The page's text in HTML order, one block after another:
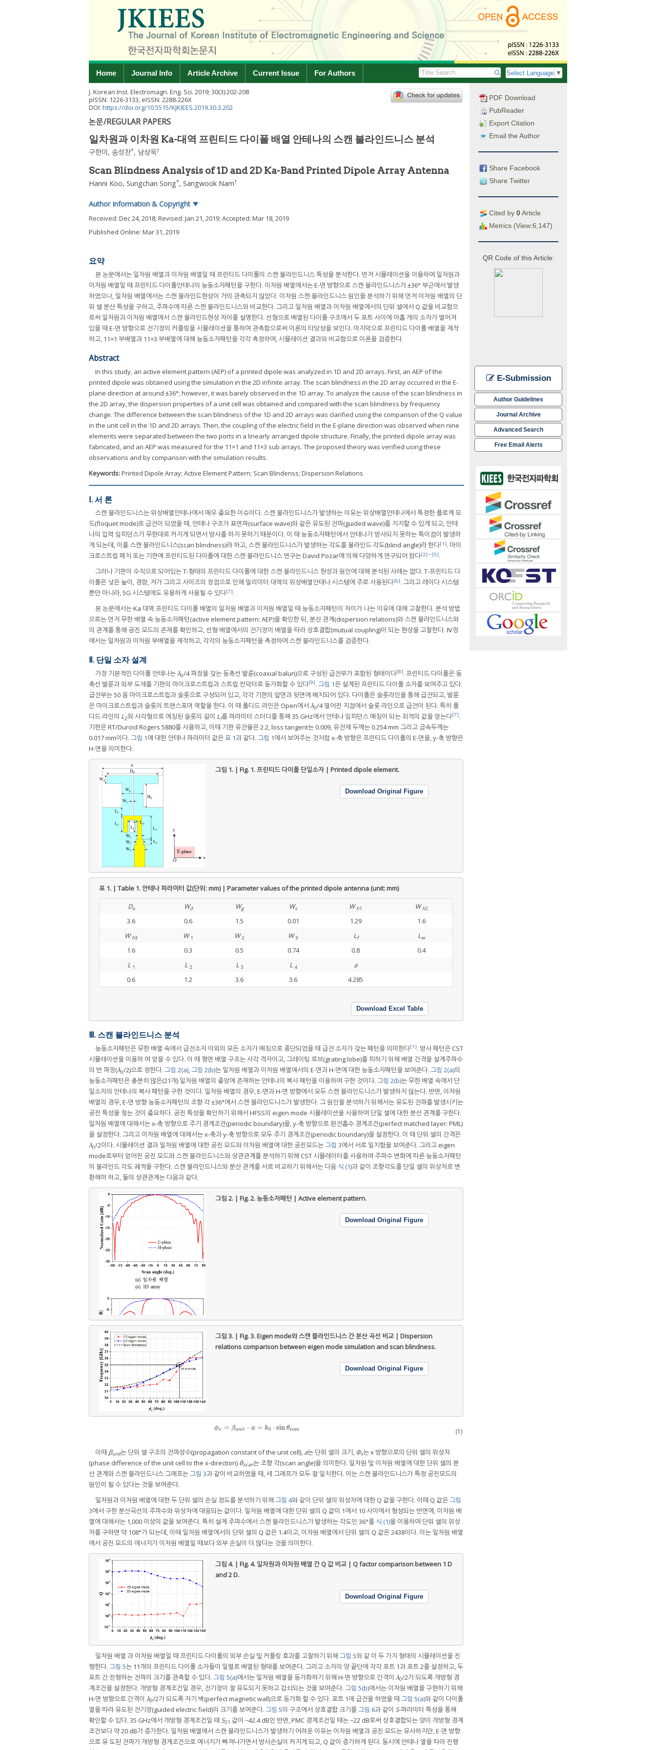
Home Journal Info Article Archive Current Issue For Authors Select Language ▼
PDF Download
PubReader
Export Citation
Email the Author
Share Facebook
Share Twitter
Cited by 0Article
Metrics (View:6,147)
QR Code of this Article:
E-Submission
Author Guidelines
Journal Archive
Advanced Search
Free Email Alerts
J. Korean Inst. Electromagn. Eng. Sci. 2019; 30(3):202-208
pISSN: 1226-3133, eISSN: 2288-226X
DOI: https://doi.org/10.5515/KJKIEES.2019.30.3.202
논문/REGULAR PAPERS
일차원과 이차원 Ka-대역 프린티드 다이폴 배열 안테나의 스캔 블라인드니스 분석
구한이, 송성찬*, 남상욱†
Scan Blindness Analysis of 1D and 2D Ka-Band Printed Dipole Array Antenna
Hanni Koo, Sungchan Song*, Sangwook Nam†
Author Information & Copyright ▼
Received: Dec 24, 2018; Revised: Jan 21, 2019; Accepted: Mar 18, 2019
Published Online: Mar 31, 2019
요약
본 논문에서는 일차원 배열과 이차원 배열일 때 프린티드 다이폴의 스캔 블라인드니스 특성을 분석한다. 먼저 시뮬레이션을 이용하여 일차원과
이차원 배열일 때 프린티드 다이폴안테나의 능동소자패턴을 구한다. 이차원 배열에서는 E-면 방향으로 스캔 블라인드니스가 ±36° 부근에서 발생
하였으나, 일차원 배열에서는 스캔 블라인드현상이 거의 관측되지 않았다. 이차원 스캔 블라인드니스 원인을 분석하기 위해 먼저 이차원 배열의 단
위 셀 분산 특성을 구하고, 주파수에 따른 스캔 블라인드니스와 비교한다. 그리고 일차원 배열과 이차원 배열에서의 단위 셀에서 Q 값을 비교함으
로써 일차원과 이차원 배열에서 스캔 블라인드현상 차이를 설명한다. 선형으로 배열된 다이폴 구조에서 두 포트 사이에 아홉 개의 소자가 떨어져
있을 때 E-면 방향으로 전기장의 커플링을 시뮬레이션을 통하여 관측함으로써 이론의 타당성을 보인다. 마지막으로 프린티드 다이폴 배열을 제작
하고, 11×1 부배열과 11×3 부배열에 대해 능동소자패턴을 각각 측정하여, 시뮬레이션 결과와 비교함으로 이론을 검증한다.
Abstract
In this study, an active element pattern (AEP) of a printed dipole was analyzed in 1D and 2D arrays. First, an AEP of the
printed dipole was obtained using the simulation in the 2D infinite array. The scan blindness in the 2D array occurred in the E-
plane direction at around ±36°; however, it was barely observed in the 1D array. To analyze the cause of the scan blindness in
the 2D array, the dispersion properties of a unit cell was obtained and compared with the scan blindness by frequency
change. The difference between the scan blindness of the 1D and 2D arrays was clarified using the comparison of the Q value
in the unit cell in the 1D and 2D arrays. Then, the coupling of the electric field in the E-plane direction was observed when nine
elements were separated between the two ports in a linearly arranged dipole structure. Finally, the printed dipole array was
fabricated, and an AEP was measured for the 11×1 and 11×3 sub arrays. The proposed theory was verified using these
observations and by comparison with the simulation results.
Keywords:Printed Dipole Array; Active Element Pattern; Scan Blindenss; Dispersion Relations
Ⅰ. 서 론
스캔 블라인드니스는 위상배열안테나에서 매우 중요한 이슈이다. 스캔 블라인드니스가 발생하는 이유는 위상배열안테나에서 특정한 플로케 모
드(floquet mode)로 급전이 되었을 때, 안테나 구조가 표면파(surface wave)와 같은 유도된 전파(guided wave)를 지지할 수 있게 되고, 안테
나의 입력 임피던스가 무한대로 커지게 되면서 방사를 하지 못하기 때문이다. 이 때 능동소자패턴에서 안테나가 방사되지 못하는 특이점이 발생하
게 되는데, 이를 스캔 블라인드니스(scan blindness)라 하고, 스캔 블라인드니스가 발생하는 각도를 블라인드 각도(blind angle)라 한다[1]. 마이
크로스트립 패치 또는 기판에 프린티드된 다이폴에 대한 스캔 블라인드니스 연구는 David Pozar에 의해 다양하게 연구되어 왔다[2] ～ [5].
그러나 기판이 수직으로 되어있는 T-형태의 프린티드 다이폴에 대한 스캔 블라인드니스 현상과 원인에 대해 분석된 사례는 없다. T-프린티드 다
이폴은 낮은 높이, 경량, 저가 그리고 사이즈의 장점으로 인해 밀리미터 대역의 위상배열안테나 시스템에 주로 사용된다[6]. 그리고 레이다 시스템
뿐만 아니라, 5G 시스템에도 유용하게 사용될 수 있다[7].
본 논문에서는 Ka 대역 프린티드 다이폴 배열의 일차원 배열과 이차원 배열일 때 능동소자패턴이 차이가 나는 이유에 대해 고찰한다. 분석 방법
으로는 먼저 무한 배열 속 능동소자패턴(active element pattern: AEP)을 확인한 뒤, 분산 관계(dispersion relations)와 스캔 블라인드니스와
의 관계를 통해 공진 모드의 존재를 확인하고, 선형 배열에서의 전기장이 배열을 따라 상호결합(mutual coupling)이 되는 현상을 고찰한다. Ⅳ장
에서는 일차원과 이차원 부배열을 제작하고, 각각의 능동소자패턴을 측정하여 스캔 블라인드니스를 검증한다.
Ⅱ. 단일 소자 설계
가장 기본적인 다이폴 안테나는λ0/4 파장을 갖는 동축선 발룬(coaxial balun)으로 구성된 급전부가 포함된 형태이다[8]. 프린티드 다이폴은 동
축선 발룬과 외부 도체를 기판의 마이크로스트립과 스트립 컨덕터로 등가화할 수 있다[9]. 그림 1은 설계된 프린티드 다이폴 소자를 보여주고 있다.
급전부는 50 옴 마이크로스트립과 슬롯으로 구성되어 있고, 각각 기판의 앞면과 뒷면에 배치되어 있다. 다이폴은 슬롯라인을 통해 급전되고, 발룬
은 마이크로스트립과 슬롯의 트랜스포머 역할을 한다. 이 때 폴디드 라인은 Open에서 λ0/4 떨어진 지점에서 슬롯 라인으로 급전이 된다. 특히 폴
디드 라인의 L2와 사각형으로 에칭된 슬롯의 길이 Lf를 파라미터 스터디를 통해 35 GHz에서 안테나 임피던스 매칭이 되는 최적의 값을 얻는다[7].
기판은 RT/Duroid Rogers 5880를 사용하고, 이때 기판 유전율은 2.2, loss tangent는 0.009, 유전체 두께는 0.254 mm 그리고 금속두께는
0.017 mm이다. 그림 1에 대한 안테나 파라미터 값은표 1과 같다. 그림 1에서 보여주는 것처럼 x-축 방향은 프린티드 다이폴의 E-면을, y-축 방향은
H-면을 의미한다.
그림 1. | Fig. 1.프린티드 다이폴 단일소자 | Printed dipole element.
Download Original Figure
표 1. | Table 1. 안테나 파라미터 값(단위: mm) | Parameter values of the printed dipole antenna (unit: mm)
Da Wd Wg Ws W h1 W h2
3.6 0.6 1.5 0.01 1.29
1.6
W h3 W 1 W 2 W 3 Lf Lw
1.6 0.3 0.5 0.74 0.8
0.4
L 1 L 2 L 3 L 4
a
0.6
1.2 3.6 3.6 4.285
Download Excel Table
Ⅲ. 스캔 블라인드니스 분석
능동소자패턴은 무한 배열 속에서 급전소자 이외의 모든 소자가 매칭으로 종단되었을 때 급전 소자가 갖는 패턴을 의미한다[1]. 방사 패턴은 CST
시뮬레이션을 이용하 여 얻을 수 있다. 이 때 평면 배열 구조는 사각 격자이고, 그레이팅 로브(grating lobe)를 피하기 위해 배열 간격을 설계주파수
의 반 파장(λ0/2)으로 정한다. 그림 2(a),그림 2(b)는 일차원 배열과 이차원 배열에서의 E-면과 H-면에 대한 능동소자패턴을 보여준다. 그림 2(a)의
능동소자패턴은 충분히 많은(21개) 일차원 배열의 중앙에 존재하는 안테나의 복사 패턴을 이용하여 구한 것이다. 그림 2(b)는 무한 배열 속에서 단
일소자의 안테나의 복사 패턴을 구한 것이다. 일차원 배열의 경우, E-면과 H-면 방향에서 모두 스캔 블라인드니스가 발생하지 않는다. 반면, 이차원
배열의 경우, E-면 방향 능동소자패턴의 조향 각 ±36°에서 스캔 블라인드니스가 발생한다. 그 원인을 분석하기 위해서는 유도된 전파를 발생시키는
공진 특성을 찾는 것이 중요하다. 공진 특성을 확인하기 위해서 HFSS의 eigen mode 시뮬레이션을 사용하여 단일 셀에 대한 분산 관계를 구한다.
일차원 배열에 대해서는 x-축 방향으로 주기 경계조건(periodic boundary)을, y-축 방향으로 완전흡수 경계조건(perfect matched layer: PML)
을 설정한다. 그리고 이차원 배열에 대해서는 x-축과 y-축 방향으로 모두 주기 경계조건(periodic boundary)을 설정한다. 이 때 단위 셀의 간격은
λ0/2이다. 시뮬레이션 결과 일차원 배열에 대한 공진 모드와 이차원 배열에 대한 공진모드는그림 3에서 서로 일치함을 보여준다. 그리고 eigen
mode로부터 얻어진 공진 모드와 스캔 블라인드니스와 상관관계를 분석하기 위해 CST 시뮬레이터를 사용하여 주파수 변화에 따른 능동소자패턴
의 블라인드 각도 궤적을 구한다. 스캔 블라인드니스와 분산 관계를 서로 비교하기 위해서는 다음 식 (1)과 같이 조향각도를 단일 셀의 위상차로 변
환해야 하고, 둘의 상관관계는 다음과 같다.
그림 2. | Fig. 2.능동소자패턴 | Active element pattern.
Download Original Figure
그림 3. | Fig. 3.Eigen mode와 스캔 블라인드니스 간 분산 곡선 비교 | Dispersion
relations comparison between eigen mode simulation and scan blindness.
Download Original Figure
ϕx = βunit ⋅ a = k0 ⋅ sin θscan
ϕx =βuni t⋅ a= k0 ⋅sinθscan (1)
이때 βunit는 단위 셀 구조의 전파상수(propagation constant of the unit cell), a는 단위 셀의 크기, Φx는 x 방향으로의 단위 셀의 위상차
(phase difference of the unit cell to the x-direction) θscan는 조향 각(scan angle)을 의미한다. 일차원 및 이차원 배열에 대한 단위 셀의 분
산 관계와 스캔 블라인드니스 그래프는그림 3과 같이 비교하였을 때, 세 그래프가 모두 잘 일치한다. 이는 스캔 블라인드니스가 특정 공진모드의
원인이 될 수 있다는 것을 보여준다.
일차원과 이차원 배열에 대한 두 단위 셀의 손실 정도를 분석하기 위해 그림 4와 같이 단위 셀의 위상차에 대한 Q 값을 구한다. 이때 Q 값은그림
3에서 구한 분산곡선의 주파수와 위상차에 대응되는 값이다. 일차원 배열에 대한 단위 셀의 Q 값이 1에서 10 사이에서 형성되는 반면에, 이차원 배
열에 대해서는 1,000 이상의 값을 보여준다. 특히 설계 주파수에서 스캔 블라인드니스가 발생하는 각도인 36°를 식 (1)을 이용하여 단위 셀의 위상
차를 구하면 약 108°가 되는데, 이때 일차원 배열에서의 단위 셀의 Q 값은 1.4이고, 이차원 배열에서 단위 셀의 Q 값은 2438이다. 이는 일차원 배열
에서 공진 모드의 에너지가 이차원 배열일 때보다 외부 손실이 더 많다는 것을 의미한다.
그림 4. | Fig. 4. 일차원과 이차원 배열 간 Q 값 비교 | Q factor comparison between 1 D
and 2 D.
Download Original Figure
일차원 배열 과 이차원 배열일 때 프린티드 다이폴의 외부 손실 및 커플링 효과를 고찰하기 위해 그림 5와 같 이 두 가지 형태의 시뮬레이션을 진
행한다. 그림 5는 11개의 프린티드 다이폴 소자들이 일렬로 배열된 형태를 보여준다. 그리고 소자의 양 끝단에 각각 포트 1과 포트 2를 설정하고, 두
포트 간 진행하는 전파의 크기를 관측할 수 있다. 그림 5(a)에서는 일차원 배열을 등가화하기 위해 H-면 방향으로 간격이 λ0/2가 되도록 개방형 경
계조건을 설정한다. 개방형 경계조건일 경우, 전기장이 잘 유도되지 못하고 감쇠되는 것을 보여준다. 그림 5(b)에서는 이차원 배열을 구현하기 위해
H-면 방향으로 간격이 λ0/2가 되도록 자기 벽(perfect magnetic wall)으로 등가화 할 수 있다. 포트 1에 급전을 하였을 때 그림 5(a)와 같이 다이폴
열을 따라 유도된 전기장(guided electric field)의 크기를 보여준다. 그림 5의 구조에서 상호결합 크기를그림 6과 같이 S-파라미터 특성을 통해
확인할 수 있다. 35 GHz에서 개방형 경계조건일 때 S21 값이 −42.4 dB인 반면, PMC 경계조건일 때는 −22 dB로써 상호결합되는 양이 개방형 경계
조건보다 약 20 dB가 증가한다. 일차원 배열에서 스캔 블라인드니스가 발생하기 어려운 이유는 이차원 배열과 공진 모드는 유사하지만, E-면 방향
으로 유 도된 전파가 개방형 경계조건으로 에너지가 빠져나가면서 방사손실이 커지게 되고, Q 값이 증가하게 된다. 동시에 안테나 열을 따라 진행